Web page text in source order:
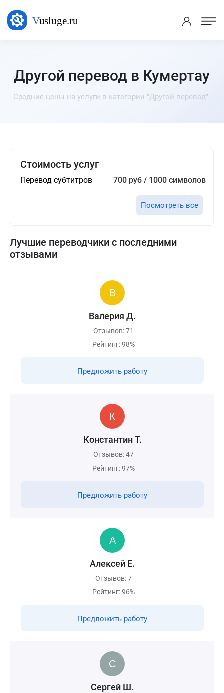
Другой перевод в Кумертау
Средние цены на услуги в категории "Другой перевод".
Стоимость услуг
Перевод субтитров 700 руб / 1000 символов
Посмотреть все
Лучшие переводчики с последними
отзывами
Валерия Д.
Отзывов: 71
Рейтинг: 98%
Предложить работу
Константин Т.
Отзывов: 47
Рейтинг: 97%
Предложить работу
Алексей Е.
Отзывов: 7
Рейтинг: 96%
Предложить работу
Сергей Ш.